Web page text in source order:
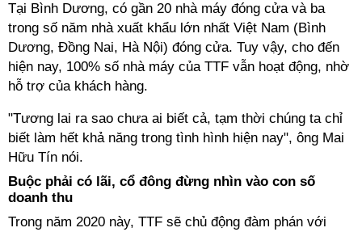
Tại Bình Dương, có gần 20 nhà máy đóng cửa và ba
trong số năm nhà xuất khẩu lớn nhất Việt Nam (Bình
Dương, Đồng Nai, Hà Nội) đóng cửa. Tuy vậy, cho đến
hiện nay, 100% số nhà máy của TTF vẫn hoạt động, nhờ
hỗ trợ của khách hàng.
"Tương lai ra sao chưa ai biết cả, tạm thời chúng ta chỉ
biết làm hết khả năng trong tình hình hiện nay", ông Mai
Hữu Tín nói.
Buộc phải có lãi, cổ đông đừng nhìn vào con số
doanh thu
Trong năm 2020 này, TTF sẽ chủ động đàm phán với